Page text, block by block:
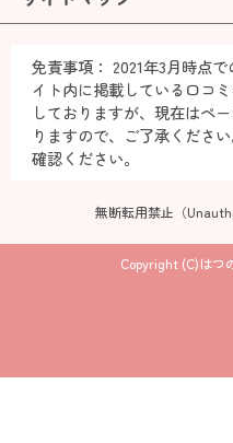
免責事項： 2021年3月時点
イト内に掲載している口コ
しておりますが、現在はペ
りますので、ご了承くださ
確認ください。
無断転用禁止（
Copyright (C)はつ